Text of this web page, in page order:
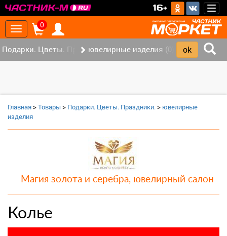
16+
Toggle
navigation
0
Подарки. Цветы. Праздники. (0)ювелирные изделия (0)
Главная>Товары > Подарки. Цветы. Праздники.> ювелирные
изделия
Магия золота и серебра, ювелирный салон
Колье